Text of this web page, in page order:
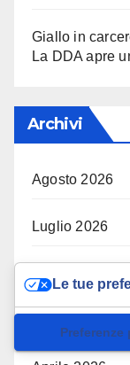
Giallo in
La DDA apre
Archivi
Agosto 2026
Luglio 2026
Le tue
Informativa